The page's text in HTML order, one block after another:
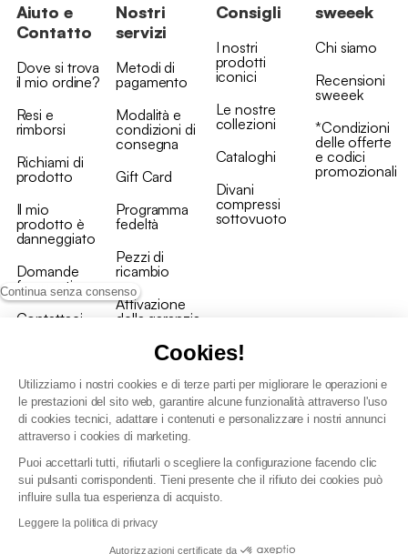
Continua senza consenso
Cookies!
Utilizziamo i nostri cookies e di terze parti per migliorare le operazioni e
le prestazioni del sito web, garantire alcune funzionalità attraverso l'uso
di cookies tecnici, adattare i contenuti e personalizzare i nostri annunci
attraverso i cookies di marketing.
Puoi accettarli tutti, rifiutarli o scegliere la configurazione facendo clic
sui pulsanti corrispondenti. Tieni presente che il rifiuto dei cookies può
influire sulla tua esperienza di acquisto.
Leggere la politica di privacy
Autorizzazioni certificate da
Aiuto e
Contatto
Dove si trova
il mio ordine?
Resi e
rimborsi
Richiami di
prodotto
Il mio
prodotto è
danneggiato
Domande
frequenti
Contattaci
Nostri
servizi
Metodi di
pagamento
Modalità e
condizioni di
consegna
Gift Card
Programma
fedeltà
Pezzi di
ricambio
Attivazione
della garanzia
Consigli
I nostri
prodotti
iconici
Le nostre
collezioni
Cataloghi
Divani
compressi
sottovuoto
sweeek
Chi siamo
Recensioni
sweeek
*Condizioni
delle offerte
e codici
promozionali
Condizioni generali vendita
Politica di gestione dei dati personali e dei cookie
Condizioni generali di vendita per clienti professionali
Dichiarazione di accessibilità